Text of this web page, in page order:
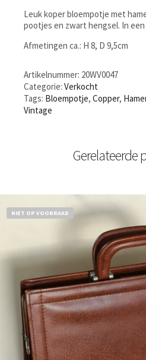
Leuk koper bloempotje met
pootjes en zwart hengsel. In
Afmetingen ca.: H 8, D 9,5cm
Artikelnummer: 20WV0047
Categorie: Verkocht
Tags: Bloempotje, Copper,
Vintage
Gerelateerde
NIET OP VOORRAAD